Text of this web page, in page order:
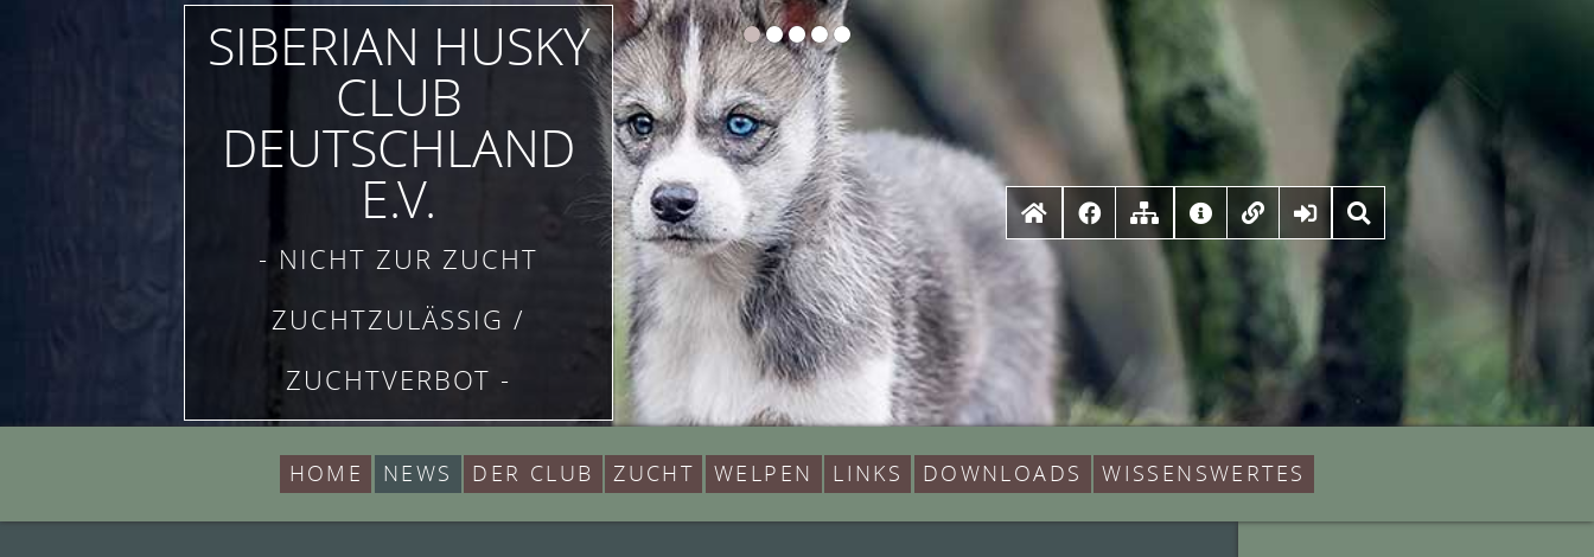
SIBERIAN HUSKY
CLUB
DEUTSCHLAND
E.V.
- NICHT ZUR ZUCHT
ZUCHTZULÄSSIG /
ZUCHTVERBOT -
HOME NEWS DER CLUB ZUCHT WELPEN LINKS DOWNLOADS WISSENSWERTES